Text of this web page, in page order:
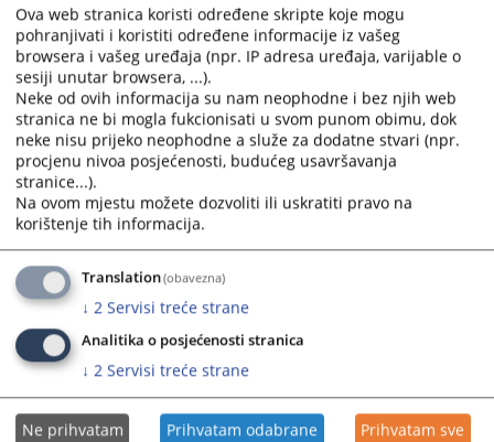
and
select
a
date.
Press
the
question
mark
key
to
get
the
keyboard
shortcuts
for
changing
dates.
and
select
a
date.
Press
the
question
key
to
the
keyboard
shortcuts
changing
dates.
Izvještaj o radu suda za period od 01.01. do 30.06.2026.
godine
Protok predmeta po referatima od 01.06. do 30.06.2026.
godine
Protok predmeta po referatima od 01.05. do 31.05.2026.
godine
Protok predmeta po referatima od 01.04. do 30.04.2026.
godine
Ova web stranica koristi određene skripte koje mogu
pohranjivati i koristiti određene informacije iz vašeg
browsera i vašeg uređaja (npr. IP adresa uređaja, varijable o
sesiji unutar browsera, ...).
Neke od ovih informacija su nam neophodne i bez njih web
stranica ne bi mogla fukcionisati u svom punom obimu, dok
neke nisu prijeko neophodne a služe za dodatne stvari (npr.
procjenu nivoa posjećenosti, budućeg usavršavanja
stranice...).
Na ovom mjestu možete dozvoliti ili uskratiti pravo na
korištenje tih informacija.
Translation(obavezna)
↓ 2 Servisi treće strane
Analitika o posjećenosti stranica
↓ 2 Servisi treće strane
Ne prihvatam Prihvatam odabrane Prihvatam sve